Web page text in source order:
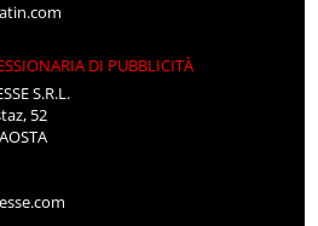
DI PUBBLICITÀ
S.R.L.
52